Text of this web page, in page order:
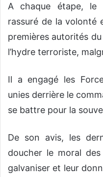
A chaque étape, le
rassuré de la volonté
premières autorités
l’hydre terroriste,
Il a engagé les
unies derrière le
se battre pour la
De son avis, les
doucher le moral
galvaniser et leur